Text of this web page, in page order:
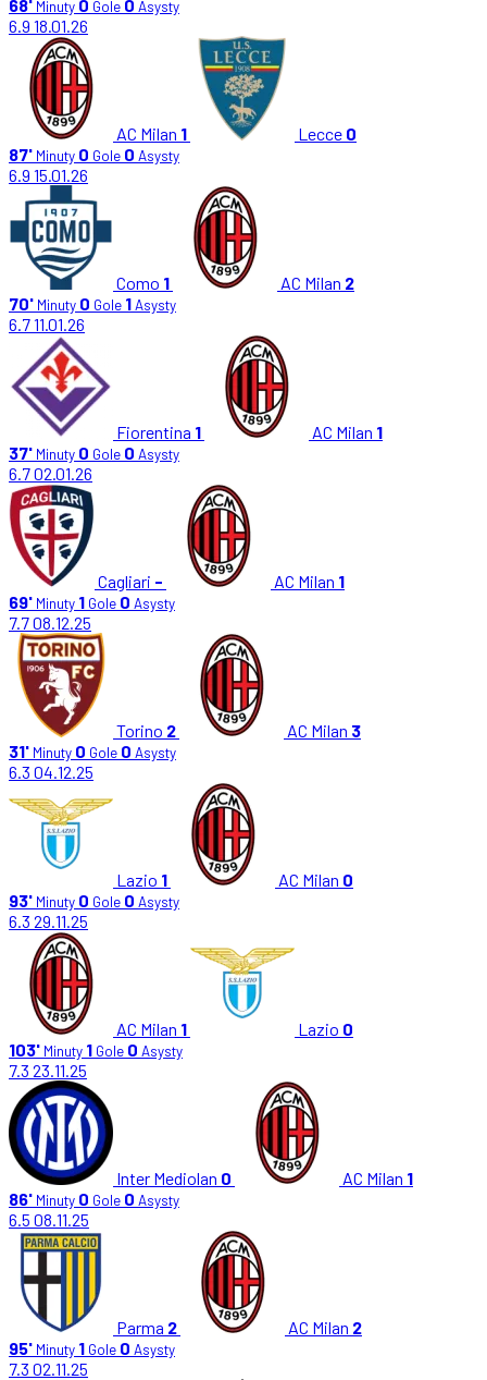
68' Minuty 0 Gole 0 Asysty
6.9 18.01.26
AC Milan 1 Lecce 0
87' Minuty 0 Gole 0 Asysty
6.9 15.01.26
Como 1 AC Milan 2
70' Minuty 0 Gole 1Asysty
6.711.01.26
Fiorentina 1 AC Milan 1
37' Minuty 0 Gole 0 Asysty
6.702.01.26
Cagliari - AC Milan 1
69' Minuty 1 Gole 0 Asysty
7.708.12.25
Torino 2 AC Milan 3
31' Minuty 0 Gole 0 Asysty
6.3 04.12.25
Lazio 1 AC Milan 0
93' Minuty 0 Gole 0 Asysty
6.3 29.11.25
AC Milan 1 Lazio 0
103' Minuty 1 Gole 0 Asysty
7.3 23.11.25
Inter Mediolan 0 AC Milan 1
86' Minuty 0 Gole 0 Asysty
6.5 08.11.25
Parma 2 AC Milan 2
95' Minuty 1 Gole 0 Asysty
7.3 02.11.25